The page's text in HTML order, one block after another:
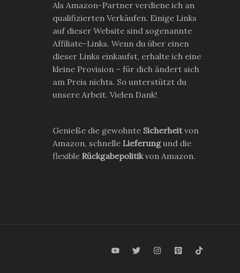
Als Amazon-Partner verdiene ich an
qualifizierten Verkäufen. Einige Links
auf dieser Website sind sogenannte
Affiliate-Links. Wenn du über einen
dieser Links einkaufst, erhalte ich eine
kleine Provision – für dich ändert sich
am Preis nichts. So unterstützt du
unsere Arbeit. Vielen Dank!
Genieße die gewohnte Sicherheitvon
Amazon, schnelle Lieferungund die
flexible Rückgabepolitikvon Amazon.